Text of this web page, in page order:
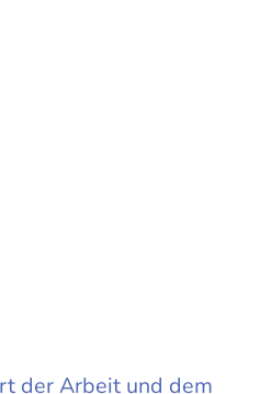
der Arbeit und dem